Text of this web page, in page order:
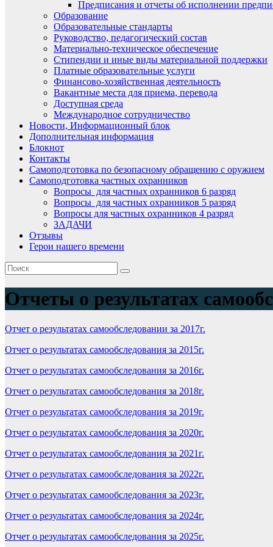
Предписания и отчеты об исполнении
Образование
Образовательные стандарты
Руководство, педагогический состав
Материально-техническое обеспечение
Стипендии и иные виды материальной поддержки
Платные образовательные услуги
Финансово-хозяйственная деятельность
Вакантные места для приема, перевода
Доступная среда
Международное сотрудничество
Новости, Информационный блок
Дополнительная информация
Блокнот
Контакты
Самоподготовка по безопасному обращению с оружием
Самоподготовка частных охранников
Вопросы для частных охранников 6 разряд
Вопросы для частных охранников 5 разряд
Вопросы для частных охранников 4 разряд
ЗАДАЧИ
Отзывы
Герои нашего времени
Отчеты о результатах
Отчет о результатах самообследовании за 2017г.
Отчет о результатах самообследования за 2015г.
Отчет о результатах самообследования за 2016г.
Отчет о результатах самообследования за 2018г.
Отчет о результатах самообследования за 2019г.
Отчет о результатах самообследования за 2020г.
Отчет о результатах самообследования за 2021г.
Отчет о результатах самообследования за 2022г.
Отчет о результатах самообследования за 2023г.
Отчет о результатах самообследования за 2024г.
Отчет о результатах самообследования за 2025г.